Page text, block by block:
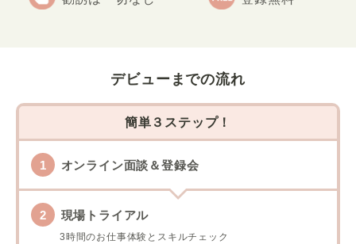
デビューまでの流れ
簡単３ステップ！
オンライン面談＆登録会
現場トライアル
3時間のお仕事体験とスキルチェック